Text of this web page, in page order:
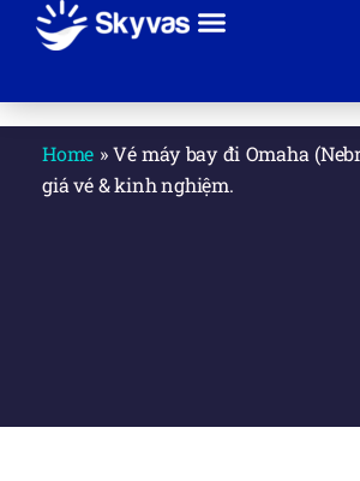
Home »Vé máy bay đi Omaha
giá vé & kinh nghiệm.